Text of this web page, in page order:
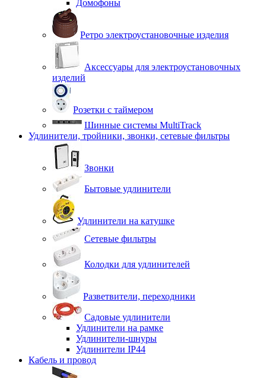
Домофоны
Ретро электроустановочные изделия
Аксессуары для электроустановочных
изделий
Розетки с таймером
Шинные системы MultiTrack
Удлинители, тройники, звонки, сетевые фильтры
Звонки
Бытовые удлинители
Удлинители на катушке
Сетевые фильтры
Колодки для удлинителей
Разветвители, переходники
Садовые удлинители
Удлинители на рамке
Удлинители-шнуры
Удлинители IP44
Кабель и провод